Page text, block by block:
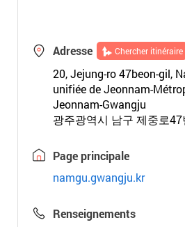
Adresse Chercher itinéraire
20, Jejung-ro 47beon-gil,
unifiée de Jeonnam-
Jeonnam-Gwangju
광주광역시 남구 제중로
Page principale
namgu.gwangju.kr
Renseignements